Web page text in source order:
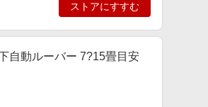
ストアにすすむ
自動ルーバー 7?15畳目安